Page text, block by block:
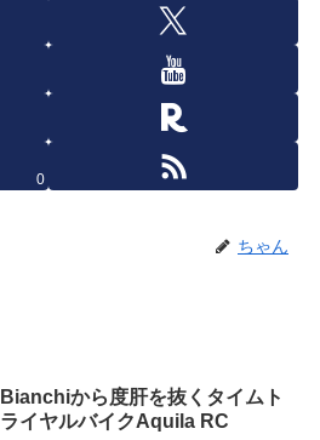
0
ちゃん
Bianchiから度肝を抜くタイムト
ライヤルバイクAquila RC